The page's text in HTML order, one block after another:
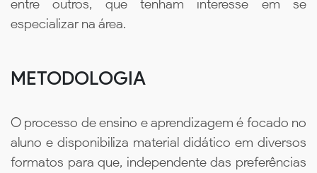
entre outros, que tenham interesse em se
especializar na área.
METODOLOGIA
O processo de ensino e aprendizagem é focado no
aluno e disponibiliza material didático em diversos
formatos para que, independente das preferências